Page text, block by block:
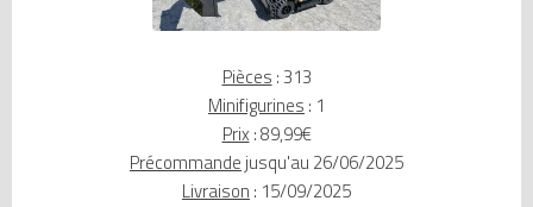
Pièces : 313
Minifigurines : 1
Prix : 89,99€
Précommande jusqu'au 26/06/2025
Livraison : 15/09/2025